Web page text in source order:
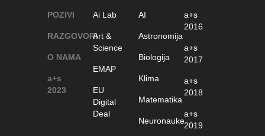
POZIVI
RAZGOVORI
O NAMA
a+s
2023
Ai Lab
Art &
Science
EMAP
EU
Digital
Deal
AI
Astronomija
Biologija
Klima
Matematika
Neuronauke
a+s
2016
a+s
2017
a+s
2018
a+s
2019